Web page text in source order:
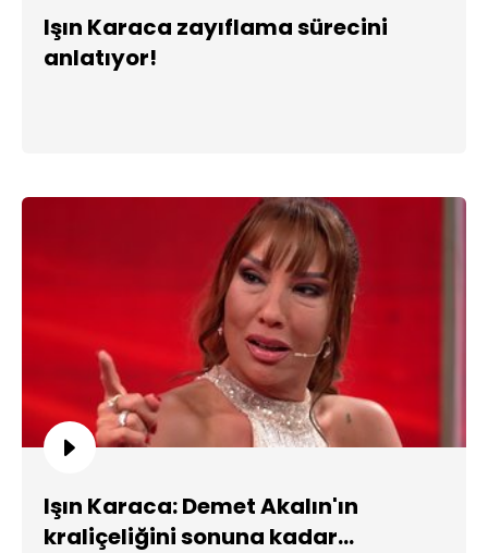
Işın Karaca zayıflama sürecini
anlatıyor!
Işın Karaca: Demet Akalın'ın
kraliçeliğini sonuna kadar